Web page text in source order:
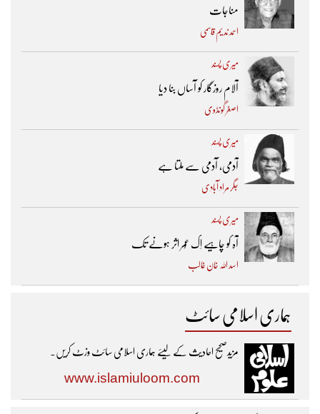
مناجات
احمد ندیم قاسمی
میری پسند
آلام روزگار کو آساں بنا دیا
اصغر گونڈوی
میری پسند
آدمی، آدمی سے ملتا ہے
جگر مراد آبادی
میری پسند
آہ کو چاہیے اِک عُمر اثر ہونے تک ​
اسد اللہ خان غالب
ہماری اسلامی سائٹ
مزیدصحیح احادیث کے لیئے ہماری اسلامی سائٹ وزٹ کریں۔
www.islamiuloom.com